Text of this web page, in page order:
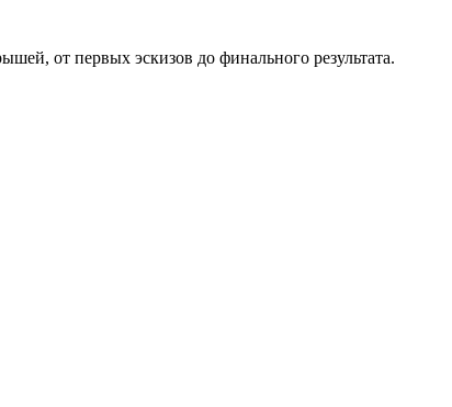
от первых эскизов до финального результата.